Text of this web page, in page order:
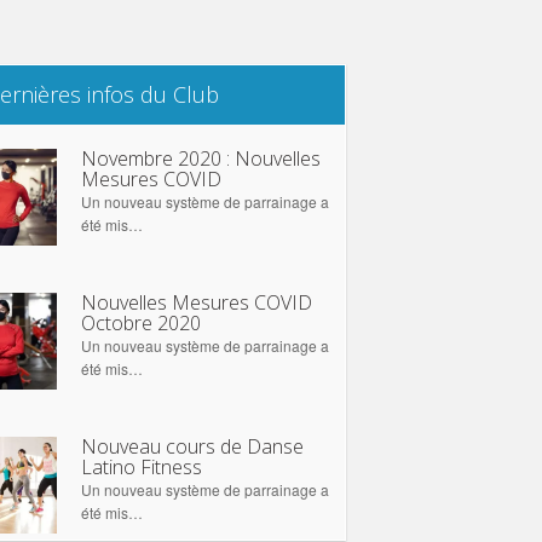
infos du Club
Novembre 2020 : Nouvelles
Mesures COVID
Un nouveau système de parrainage a
été mis…
Nouvelles Mesures COVID
Octobre 2020
Un nouveau système de parrainage a
été mis…
Nouveau cours de Danse
Latino Fitness
Un nouveau système de parrainage a
été mis…